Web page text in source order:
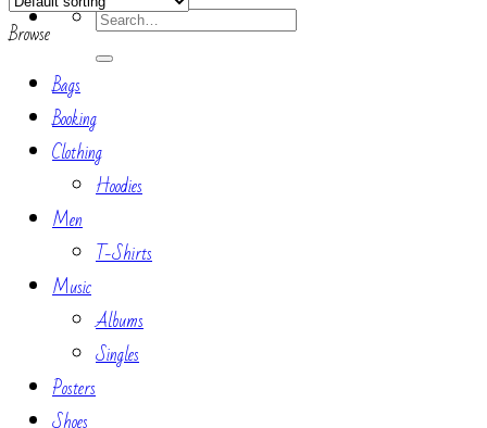
Search
for:
Browse
Bags
Booking
Clothing
Hoodies
Men
T-Shirts
Music
Albums
Singles
Posters